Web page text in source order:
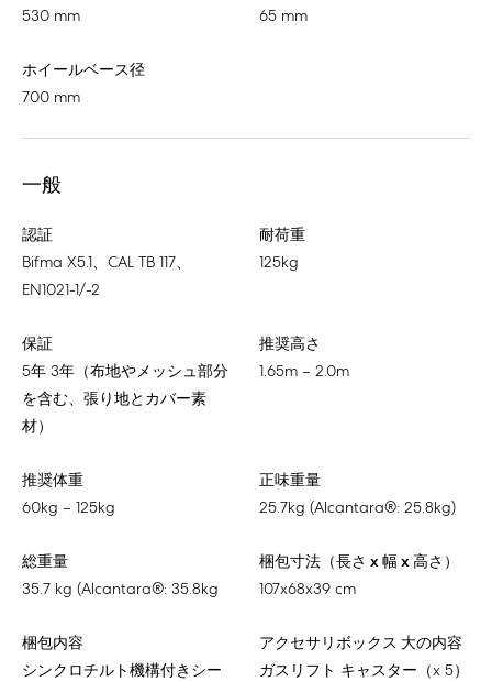
530 mm 65 mm
ホイールベース径
700 mm
一般
認証
Bifma X5.1、CAL TB 117、
EN1021-1/-2
耐荷重
125kg
保証
5年 3年（布地やメッシュ部分
を含む、張り地とカバー素
材）
推奨高さ
1.65m – 2.0m
推奨体重
60kg – 125kg
正味重量
25.7kg (Alcantara®: 25.8kg)
総重量
35.7 kg (Alcantara®: 35.8kg
梱包寸法（長さ x 幅 x 高さ）
107x68x39 cm
梱包内容
シンクロチルト機構付きシー
アクセサリボックス 大の内容
ガスリフト キャスター（x 5）